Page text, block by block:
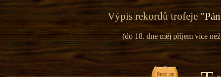
Výpis rekordů trofeje "
(do 18. dne měj příjem více